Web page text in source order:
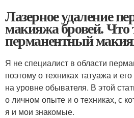
Лазерное удаление
макияжа бровей. Что
перманентный
Я не специалист в области
поэтому о техниках татуажа и
на уровне обывателя. В этой
о личном опыте и о техниках, с
я и мои знакомые.